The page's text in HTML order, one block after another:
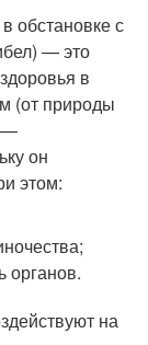
обстановке с
— это
в
(от природы
—
он
этом:
органов.
на